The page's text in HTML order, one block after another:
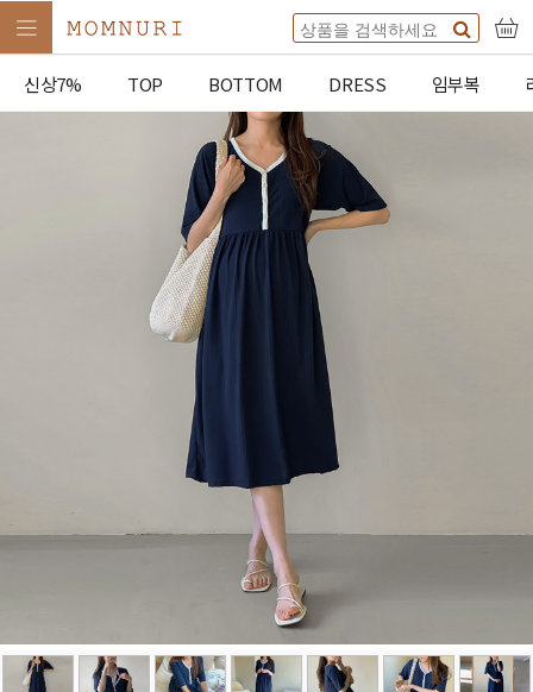
신상7% TOP BOTTOM DRESS 임부복